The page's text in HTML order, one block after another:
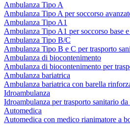
Ambulanza Tipo A
Ambulanza Tipo A per soccorso
Ambulanza Tipo A1
Ambulanza Tipo A1 per soccorso base
Ambulanza Tipo B/C
Ambulanza Tipo B e C per trasporto
Ambulanza di biocontenimento
Ambulanza di biocontenimento per
Ambulanza bariatrica
Ambulanza bariatrica con barella
Idroambulanza
Idroambulanza per trasporto sanitario
Automedica
Automedica con medico rianimatore a